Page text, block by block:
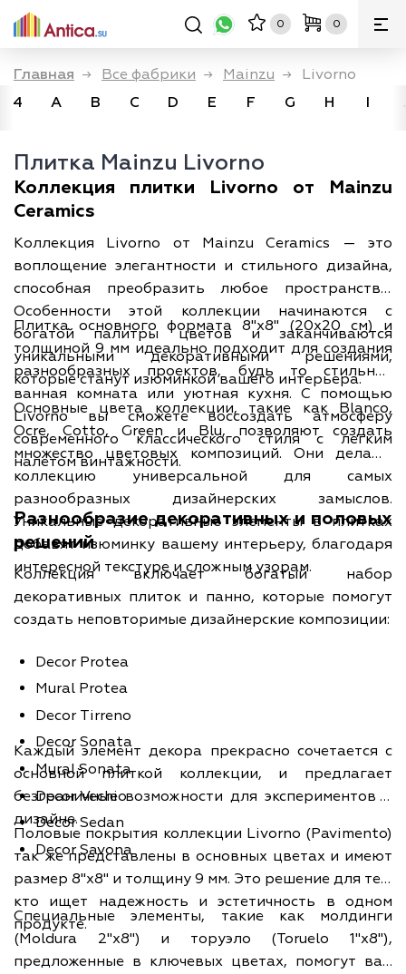
0 0
Главная → Все фабрики → Mainzu →
Livorno
4
A B C D E F G H I
Плитка Mainzu Livorno
Коллекция плитки Livorno от Mainzu
Ceramics
Коллекция Livorno от Mainzu Ceramics — это
воплощение элегантности и стильного дизайна,
способная преобразить любое пространство.
Особенности этой коллекции начинаются с
богатой палитры цветов и заканчиваются
уникальными декоративными решениями,
которые станут изюминкой вашего интерьера.
Плитка основного формата 8"x8" (20x20 см) и
толщиной 9 мм идеально подходит для создания
разнообразных проектов, будь то стильная
ванная комната или уютная кухня. С помощью
Livorno вы сможете воссоздать атмосферу
современного классического стиля с легким
налетом винтажности.
Основные цвета коллекции, такие как Blanco,
Ocre, Cotto, Green и Blu, позволяют создать
множество цветовых композиций. Они делают
коллекцию универсальной для самых
разнообразных дизайнерских замыслов.
Уникальные декоративные элементы в плитках
добавят изюминку вашему интерьеру, благодаря
интересной текстуре и сложным узорам.
Разнообразие декоративных и половых
решений
Коллекция включает богатый набор
декоративных плиток и панно, которые помогут
создать неповторимые дизайнерские композиции:
Decor Protea
Mural Protea
Decor Tirreno
Decor Sonata
Mural Sonata
Decor Vechio
Decor Sedan
Decor Savona
Каждый элемент декора прекрасно сочетается с
основной плиткой коллекции, и предлагает
безграничные возможности для экспериментов в
дизайне.
Половые покрытия коллекции Livorno (Pavimento)
так же представлены в основных цветах и имеют
размер 8"x8" и толщину 9 мм. Это решение для тех,
кто ищет надежность и эстетичность в одном
продукте.
Специальные элементы, такие как молдинги
(Moldura 2"x8") и торуэло (Toruelo 1"x8"),
предложенные в ключевых цветах, помогут вам